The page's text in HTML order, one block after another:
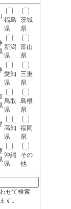
福島
県
茨城
県
新潟
県
富山
県
愛知
県
三重
県
鳥取
県
島根
県
高知
県
福岡
県
沖縄
県
その
他
せて検索
す。